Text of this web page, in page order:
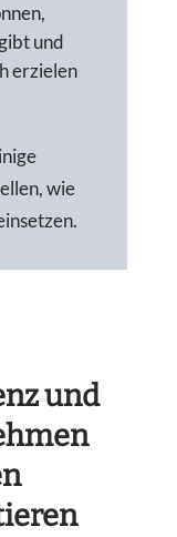
und
erzielen
wie
und